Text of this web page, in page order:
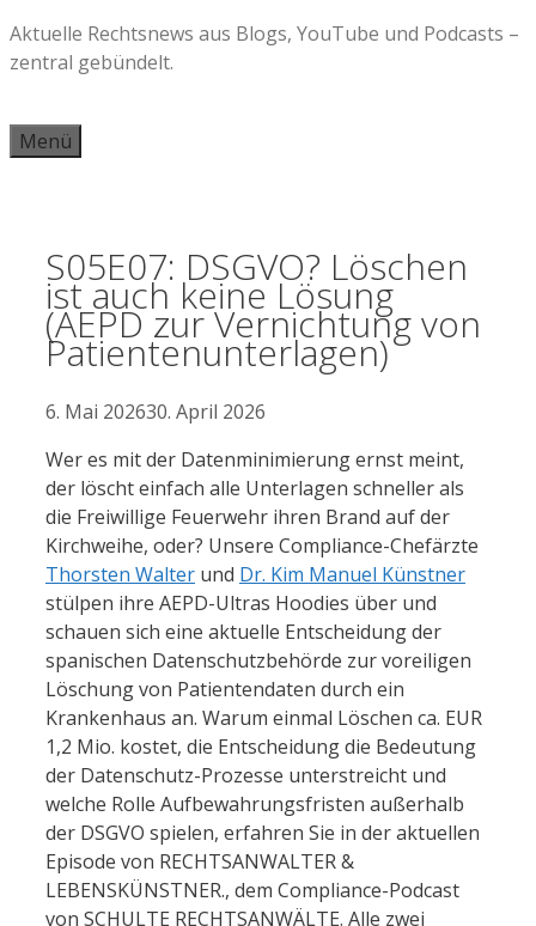
Zum
Inhalt
Aktuelle Rechtsnews aus Blogs, YouTube und Podcasts –
zentral gebündelt.
Menü
S05E07: DSGVO? Löschen
ist auch keine Lösung
(AEPD zur Vernichtung von
Patientenunterlagen)
6. Mai 202630. April 2026
Wer es mit der Datenminimierung ernst meint,
der löscht einfach alle Unterlagen schneller als
die Freiwillige Feuerwehr ihren Brand auf der
Thorsten Walter und Dr. Kim Manuel Künstner
stülpen ihre AEPD-Ultras Hoodies über und
schauen sich eine aktuelle Entscheidung der
spanischen Datenschutzbehörde zur voreiligen
Löschung von Patientendaten durch ein
Krankenhaus an. Warum einmal Löschen ca. EUR
1,2 Mio. kostet, die Entscheidung die Bedeutung
der Datenschutz-Prozesse unterstreicht und
welche Rolle Aufbewahrungsfristen außerhalb
der DSGVO spielen, erfahren Sie in der aktuellen
Episode von RECHTSANWALTER &
LEBENSKÜNSTNER., dem Compliance-Podcast
von SCHULTE RECHTSANWÄLTE. Alle zwei